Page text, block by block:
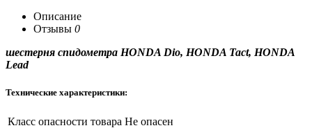
Описание
Отзывы 0
шестерня спидометра HONDA Dio, HONDA Tact, HONDA
Lead
Технические характеристики:
Класс опасности товара Не опасен